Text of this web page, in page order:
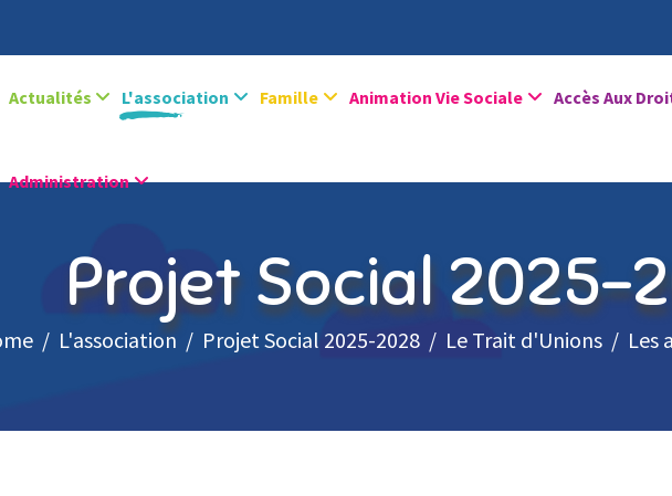
Actualités L'association Famille Animation Vie Sociale Accès Aux
Administration
Projet Social 2025-
L'association Projet Social 2025-2028 Le Trait d'Unions Les